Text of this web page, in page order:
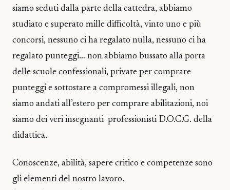
siamo seduti dalla parte della cattedra, abbiamo
studiato e superato mille difficoltà, vinto uno e più
concorsi, nessuno ci ha regalato nulla, nessuno ci ha
regalato punteggi… non abbiamo bussato alla porta
delle scuole confessionali, private per comprare
punteggi e sottostare a compromessi illegali, non
siamo andati all’estero per comprare abilitazioni, noi
siamo dei veri insegnanti professionisti D.O.C.G. della
didattica.
Conoscenze, abilità, sapere critico e competenze sono
gli elementi del nostro lavoro.